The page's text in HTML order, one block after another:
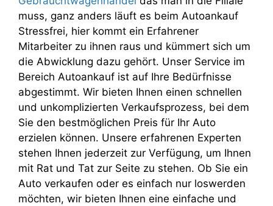
muss, ganz anders läuft es beim Autoankauf
Stressfrei, hier kommt ein Erfahrener
Mitarbeiter zu ihnen raus und kümmert sich um
die Abwicklung dazu gehört. Unser Service im
Bereich Autoankauf ist auf Ihre Bedürfnisse
abgestimmt. Wir bieten Ihnen einen schnellen
und unkomplizierten Verkaufsprozess, bei dem
Sie den bestmöglichen Preis für Ihr Auto
erzielen können. Unsere erfahrenen Experten
stehen Ihnen jederzeit zur Verfügung, um Ihnen
mit Rat und Tat zur Seite zu stehen. Ob Sie ein
Auto verkaufen oder es einfach nur loswerden
möchten, wir bieten Ihnen eine einfache und